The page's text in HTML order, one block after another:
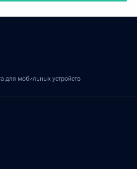
для мобильных устройств